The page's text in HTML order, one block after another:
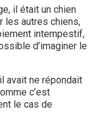
il était un chien
les autres chiens,
intempestif,
d’imaginer le
avait ne répondait
c’est
le cas de